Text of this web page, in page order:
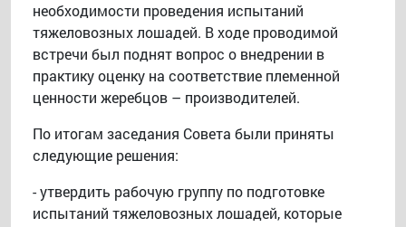
необходимости проведения испытаний
тяжеловозных лошадей. В ходе проводимой
встречи был поднят вопрос о внедрении в
практику оценку на соответствие племенной
ценности жеребцов – производителей.
По итогам заседания Совета были приняты
следующие решения:
- утвердить рабочую группу по подготовке
испытаний тяжеловозных лошадей, которые